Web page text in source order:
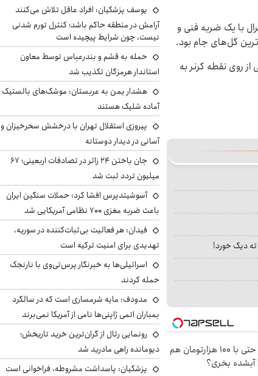
با یک ضربه فنی و
گل‌های جام بود.
از روی نقطه کرنر به
ته دیگ خورد!
میدونستی حتی با ۱۰۰ هزارتومان هم
آبشده بخری؟
یوسف پزشکیان: افراد عاقل تلاش می‌کنند
آرامش در منطقه حاکم باشد؛ کنترل تورم شدنی
نیست، چون شرایط پیچیده است
حمله به قشم و بندرعباس توسط معاون
استاندار هرمزگان تکذیب شد
هشدار یمن به عربستان: موشک‌های بالستیک
آماده شلیک هستند
پیروزی استقلال تهران با درخشش سحرخیزان و
آسانی در دیدار دوستانه
جان باختن ۲۴ زائر در تصادفات اربعینی؛ ۶۷
میلیون تردد ثبت شد
آسوشیتدپرس افشا کرد: حملات سنگین ایران
باعث ضربه مغزی ۷۰۰ نظامی آمریکایی شد
فیدان: هر فعالیت بی‌ثبات‌کننده در سوریه،
تهدیدی برای امنیت ترکیه است
اسرائیلی‌ها به خبرنگار پرس‌تی‌وی با نارنجک
حمله کردند
مدودف: مایه شرمساری است که در سالگرد
بمباران اتمی ژاپنی‌ها نامی از آمریکا نمی‌برند
رونمایی رئال از گران‌ترین خرید تاریخش؛
دیومانده راهی مادرید شد
پزشکیان: پاسداشت مشروطه، فراخوانی است